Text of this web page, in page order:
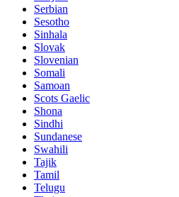
Serbian
Sesotho
Sinhala
Slovak
Slovenian
Somali
Samoan
Scots Gaelic
Shona
Sindhi
Sundanese
Swahili
Tajik
Tamil
Telugu